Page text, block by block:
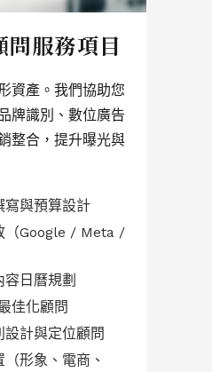
服務項目
資產。我們協助您
牌識別、數位廣告
整合，提升曝光與
寫與預算設計
（Google / Meta /
日曆規劃
佳化顧問
計與定位顧問
形象、電商、